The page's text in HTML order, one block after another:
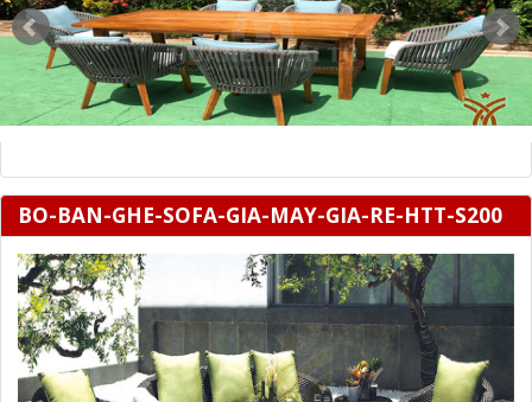
BO-BAN-GHE-SOFA-GIA-MAY-GIA-RE-HTT-S200